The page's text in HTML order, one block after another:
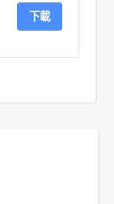
下載